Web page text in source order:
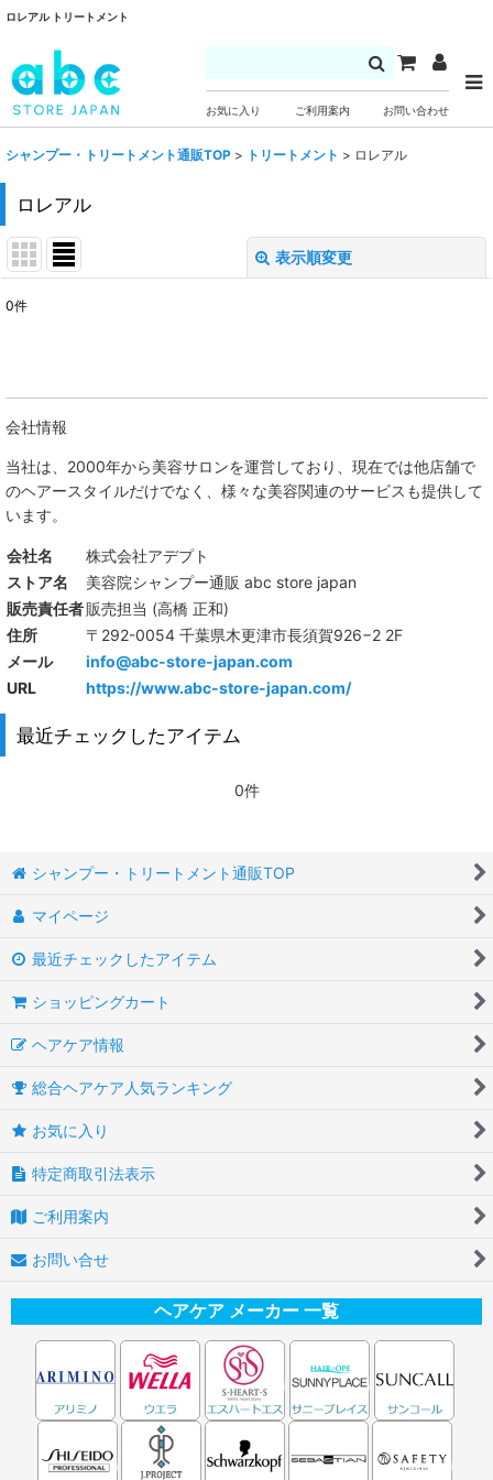
ロレアル トリートメント
お気に入り ご利用案内 お問い合わせ
シャンプー・トリートメント通販TOP > トリートメント > ロレアル
ロレアル
表示順変更
0件
会社情報
当社は、 2000年から美容サロンを運営しており、現在では他店舗で
のヘアースタイルだけでなく、様々な美容関連のサービスも提供して
います。
会社名
株式会社アデプト
ストア名
美容院シャンプー通販 abc store japan
販売責任者販売担当 (高橋 正和)
住所
〒292-0054 千葉県木更津市長須賀926−2 2F
メール
info@abc-store-japan.com
URL
https://www.abc-store-japan.com/
最近チェックしたアイテム
0件
シャンプー・トリートメント通販TOP
マイページ
最近チェックしたアイテム
ショッピングカート
ヘアケア情報
総合ヘアケア人気ランキング
お気に入り
特定商取引法表示
ご利用案内
お問い合せ
ヘアケア メーカー 一覧